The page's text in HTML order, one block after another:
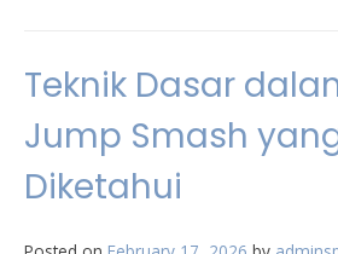
Teknik Dasar
Jump Smash
Diketahui